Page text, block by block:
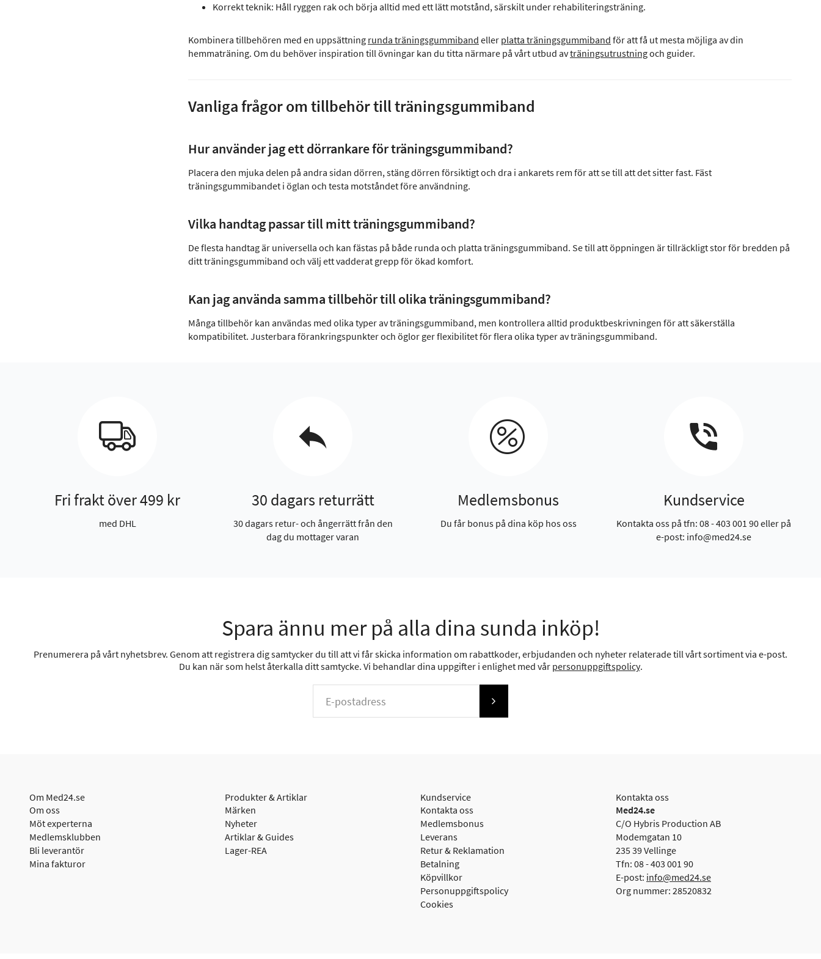
Korrekt teknik: Håll ryggen rak och börja alltid med ett lätt motstånd, särskilt under rehabiliteringsträning.
Kombinera tillbehören med en uppsättning runda träningsgummiband eller platta träningsgummiband för att få ut mesta möjliga av din
hemmaträning. Om du behöver inspiration till övningar kan du titta närmare på vårt utbud avträningsutrustningoch guider.
Vanliga frågor om tillbehör till träningsgummiband
Hur använder jag ett dörrankare för träningsgummiband?
Placera den mjuka delen på andra sidan dörren, stäng dörren försiktigt och dra i ankarets rem för att se till att det sitter fast. Fäst
träningsgummibandet i öglan och testa motståndet före användning.
Vilka handtag passar till mitt träningsgummiband?
De flesta handtag är universella och kan fästas på både runda och platta träningsgummiband. Se till att öppningen är tillräckligt stor för bredden på
ditt träningsgummiband och välj ett vadderat grepp för ökad komfort.
Kan jag använda samma tillbehör till olika träningsgummiband?
Många tillbehör kan användas med olika typer av träningsgummiband, men kontrollera alltid produktbeskrivningen för att säkerställa
kompatibilitet. Justerbara förankringspunkter och öglor ger flexibilitet för flera olika typer av träningsgummiband.
Fri frakt över 499 kr
med DHL
30 dagars returrätt
30 dagars retur- och ångerrätt från den
dag du mottager varan
Medlemsbonus
Du får bonus på dina köp hos oss
Kundservice
Kontakta oss på tfn: 08 - 403 001 90 eller på
e-post: info@med24.se
Spara ännu mer på alla dina sunda inköp!
Prenumerera på vårt nyhetsbrev. Genom att registrera dig samtycker du till att vi får skicka information om rabattkoder, erbjudanden och nyheter relaterade till vårt sortiment via e-post.
Du kan när som helst återkalla ditt samtycke. Vi behandlar dina uppgifter i enlighet med vår personuppgiftspolicy.
Om Med24.se
Om oss
Möt experterna
Medlemsklubben
Bli leverantör
Mina fakturor
Produkter & Artiklar
Märken
Nyheter
Artiklar & Guides
Lager-REA
Kundservice
Kontakta oss
Medlemsbonus
Leverans
Retur & Reklamation
Betalning
Köpvillkor
Personuppgiftspolicy
Cookies
Kontakta oss
Med24.se
C/O Hybris Production AB
Modemgatan 10
235 39 Vellinge
Tfn: 08 - 403 001 90
E-post: info@med24.se
Org nummer: 28520832